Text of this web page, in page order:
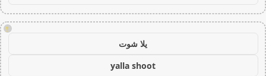
!
يلا شوت
yalla shoot